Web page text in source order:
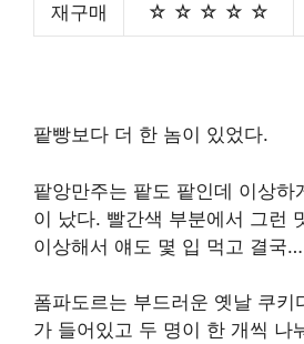
재구매 ☆ ☆ ☆ ☆ ☆
팥빵보다 더 한 놈이 있었다.
팥앙만주는 팥도 팥인데 이상하
이 났다. 빨간색 부분에서 그런
이상해서 얘도 몇 입 먹고 결국…
폼파도르는 부드러운 옛날 쿠키
가 들어있고 두 명이 한 개씩 나